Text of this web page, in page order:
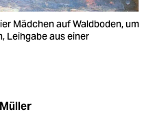
Mädchen auf Waldboden, um
Leihgabe aus einer